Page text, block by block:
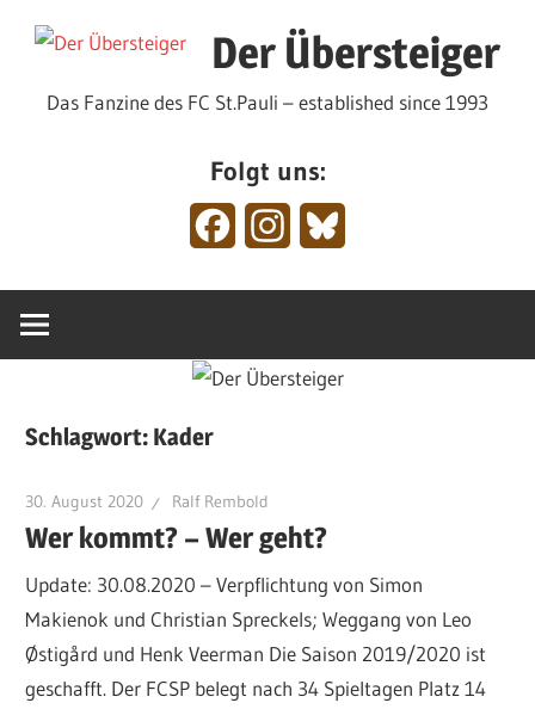
Inhalt
Der Übersteiger
Das Fanzine des FC St.Pauli – established since 1993
Folgt uns:
FacebookInstagram
Schlagwort: Kader
30. August 2020 Ralf Rembold
Wer kommt? – Wer geht?
Update: 30.08.2020 – Verpflichtung von Simon
Makienok und Christian Spreckels; Weggang von Leo
Østigård und Henk Veerman Die Saison 2019/2020 ist
geschafft. Der FCSP belegt nach 34 Spieltagen Platz 14